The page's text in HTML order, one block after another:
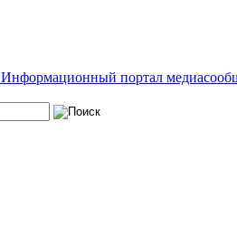
Информационный портал